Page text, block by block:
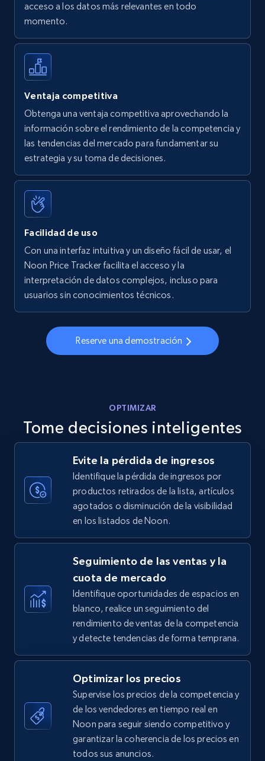
Walmart - products
Specifications, Image urls, Top reviews, and
more.
5.6K+ 875+
Walmart - products - Find new products by
using specific category URL
URL, Final price, Sku, Currency, Gtin,
Specifications, Image urls, Top reviews, and
more.
Walmart - products - Collects products by
specific keywords
URL, Final price, Sku, Currency, Gtin,
Specifications, Image urls, Top reviews, and
using sku numbers
URL, Final price, Sku, Currency, Gtin,
Specifications, Image urls, Top reviews, and
5.6K+ 875+ Comenzar ahora
TikTok Shop
URL, Title, Available, Description, Currency, Initial
price, Final price, Discount percent, and more.
5.4K+ 668+ Comenzar ahora
TikTok Shop - category
URL, Title, Available, Description, Currency, Initial
price, Final price, Discount percent, and more.
acceso a los datos más relevantes en todo
momento.
Ventaja competitiva
Obtenga una ventaja competitiva aprovechando la
información sobre el rendimiento de la competencia y
las tendencias del mercado para fundamentar su
estrategia y su toma de decisiones.
Facilidad de uso
Con una interfaz intuitiva y un diseño fácil de usar, el
Noon Price Tracker facilita el acceso y la
interpretación de datos complejos, incluso para
usuarios sin conocimientos técnicos.
Reserve una demostración
OPTIMIZAR
Tome decisiones inteligentes
Evite la pérdida de ingresos
Identifique la pérdida de ingresos por
productos retirados de la lista, artículos
agotados o disminución de la visibilidad
en los listados de Noon.
Seguimiento de las ventas y la
cuota de mercado
Identifique oportunidades de espacios en
blanco, realice un seguimiento del
rendimiento de ventas de la competencia
y detecte tendencias de forma temprana.
Optimizar los precios
Supervise los precios de la competencia y
de los vendedores en tiempo real en
Noon para seguir siendo competitivo y
garantizar la coherencia de los precios en
todos sus anuncios.